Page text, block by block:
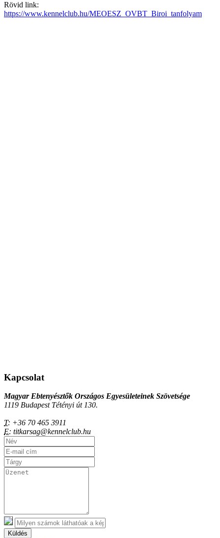
Rövid link:
https://www.kennelclub.hu/MEOESZ_OVBT_Biroi_tanfolyam
Kapcsolat
Magyar Ebtenyésztők Országos Egyesületeinek Szövetsége
1119 Budapest Tétényi út 130.
T: +36 70 465 3911
E: titkarsag@kennelclub.hu
Küldés